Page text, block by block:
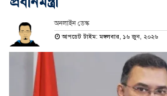
অনলাইন ডেস্ক
আপডেট টাইম: মঙ্গলবার, ১৬ জুন, ২০২৬